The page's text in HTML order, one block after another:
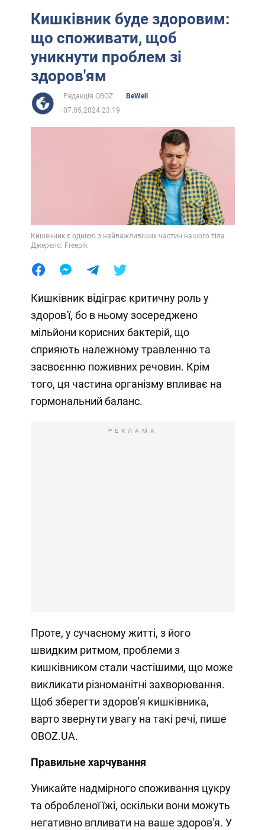
Кишківник буде здоровим:
що споживати, щоб
уникнути проблем зі
здоров'ям
Редакція OBOZ
BeWell
07.05.2024 23:19
Кишечник є однією з найважливіших частин нашого тіла.
Джерело: Freepik
Кишківник відіграє критичну роль у
здоров'ї, бо в ньому зосереджено
мільйони корисних бактерій, що
сприяють належному травленню та
засвоєнню поживних речовин. Крім
того, ця частина організму впливає на
гормональний баланс.
РЕКЛАМА
Проте, у сучасному житті, з його
швидким ритмом, проблеми з
кишківником стали частішими, що може
викликати різноманітні захворювання.
Щоб зберегти здоров'я кишківника,
варто звернути увагу на такі речі, пише
OBOZ.UA.
Правильне харчування
Уникайте надмірного споживання цукру
та обробленої їжі, оскільки вони можуть
негативно впливати на ваше здоров'я. У